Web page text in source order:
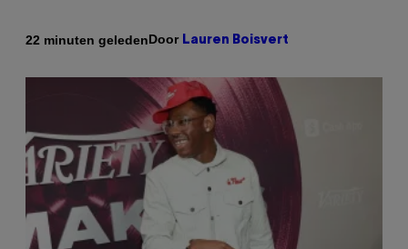
22 minuten geledenDoor Lauren Boisvert